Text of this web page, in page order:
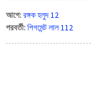
আগে:রঙ্গক হলুদ 12
পরবর্তী:পিগমেন্ট লাল 112